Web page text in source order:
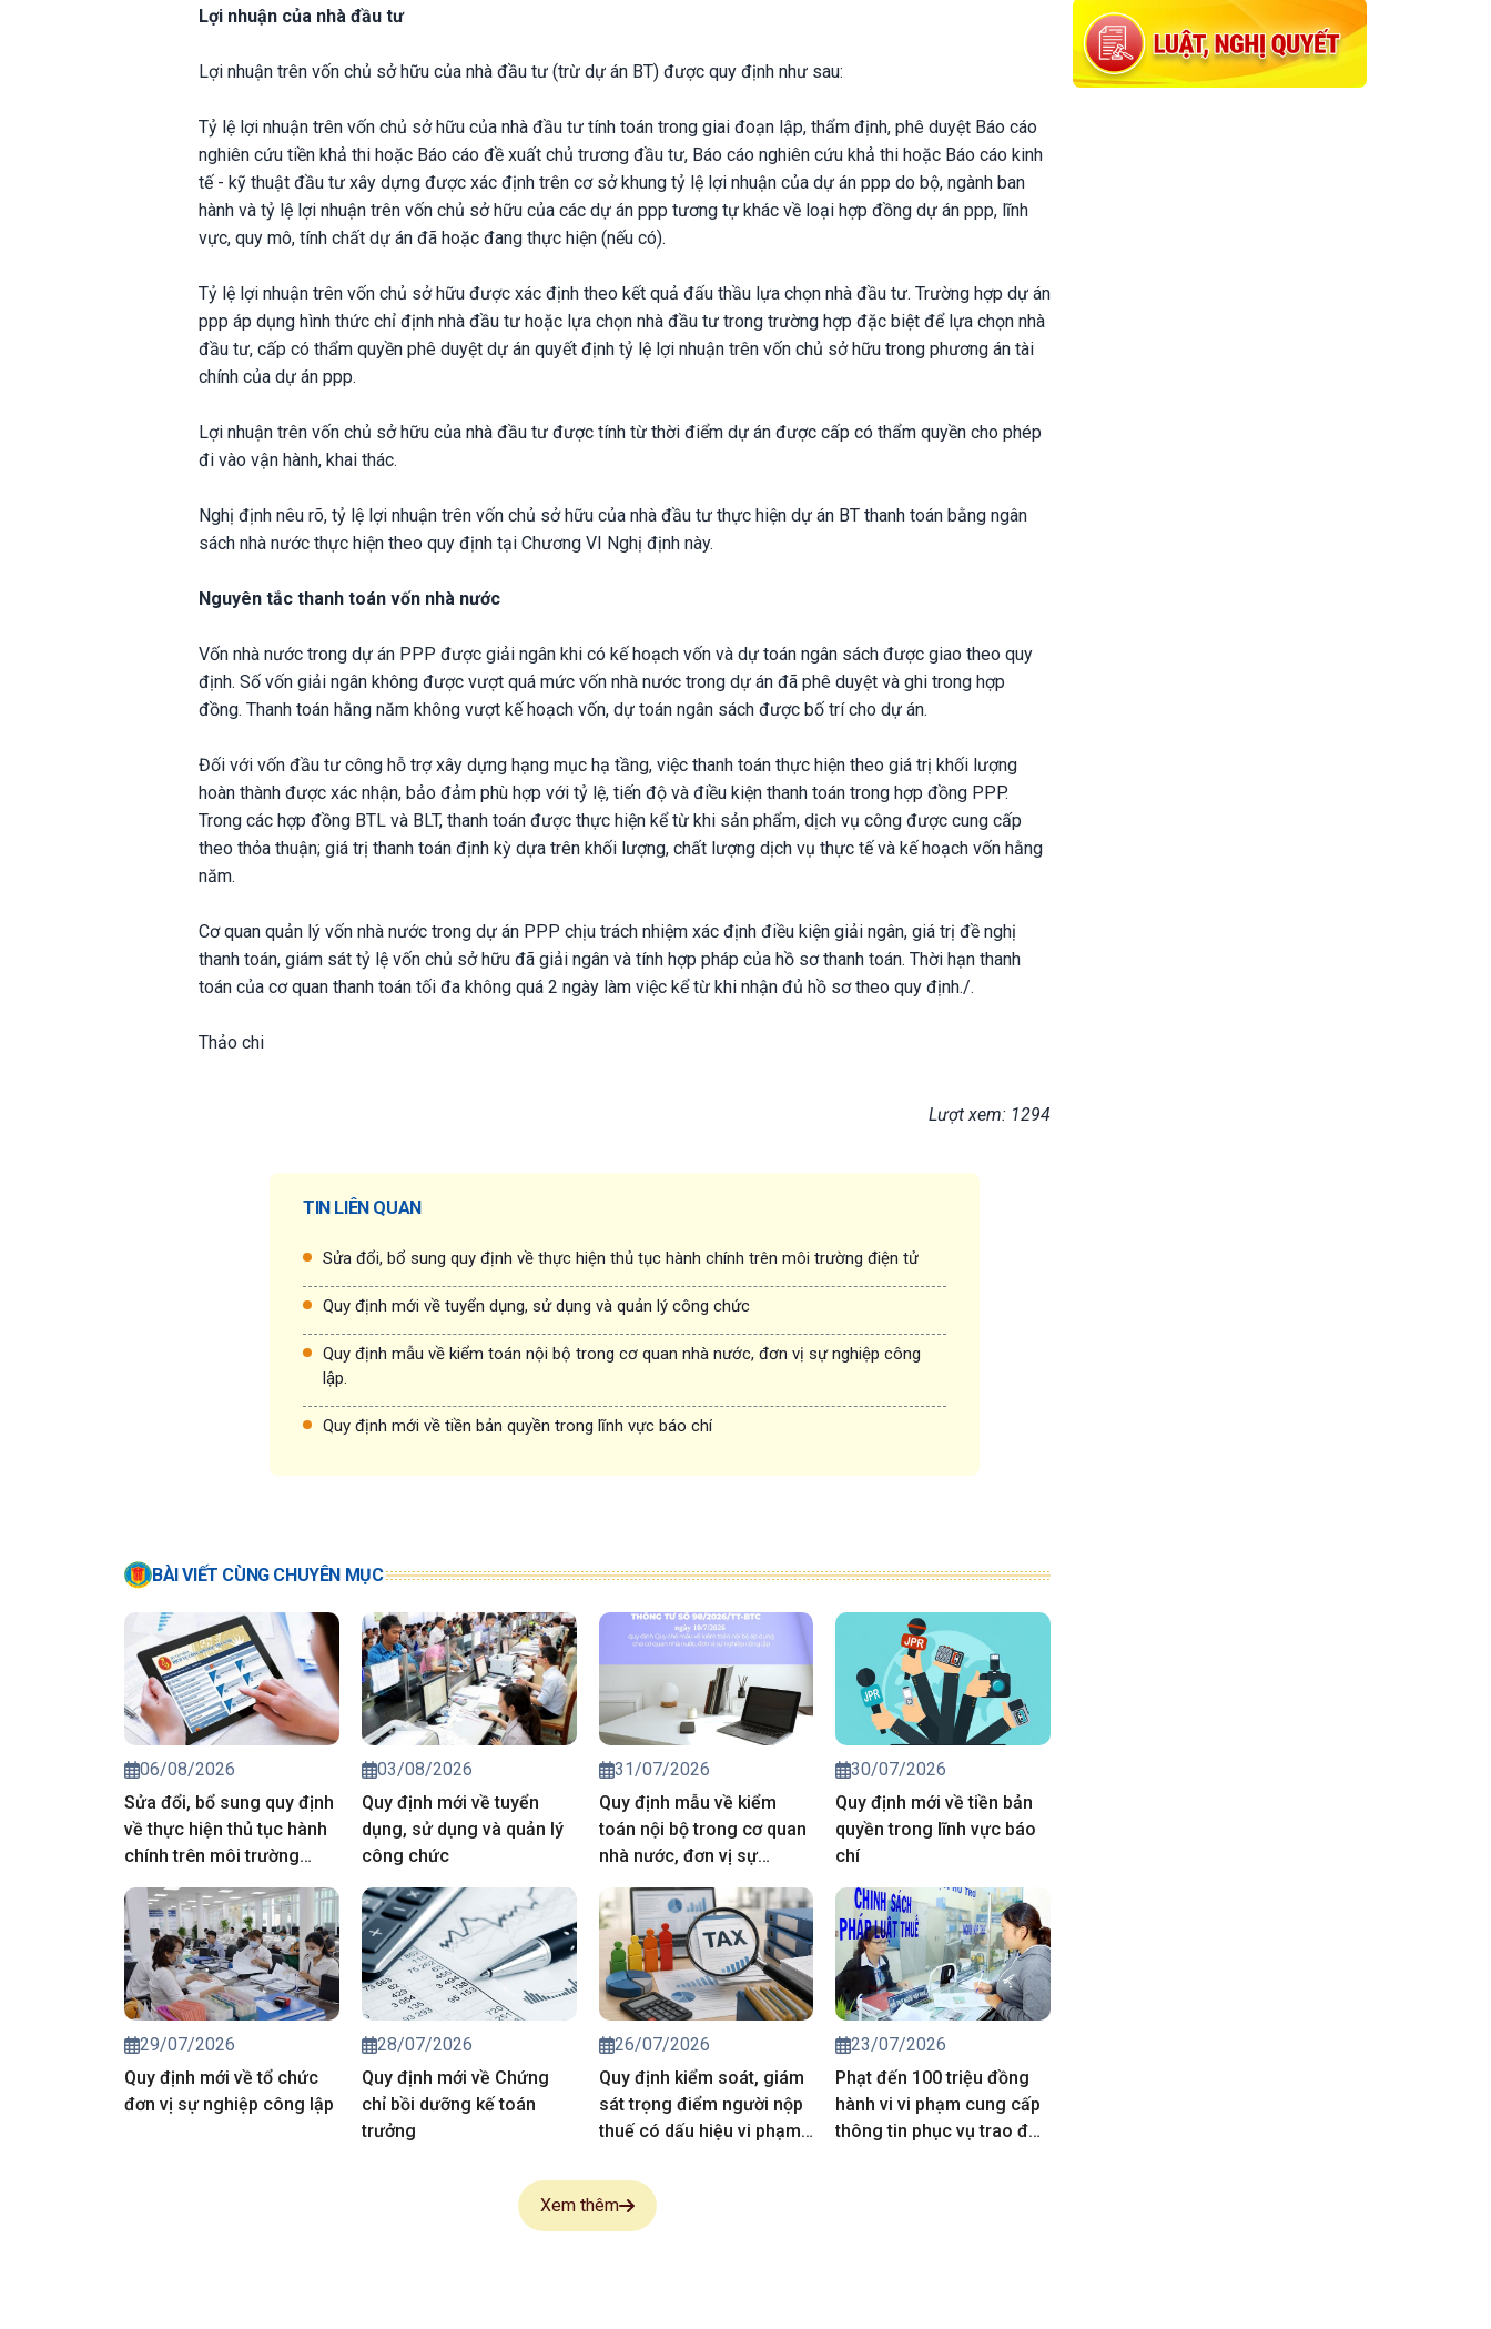
Lợi nhuận của nhà đầu tư
Lợi nhuận trên vốn chủ sở hữu của nhà đầu tư (trừ dự án BT) được quy định như sau:
Tỷ lệ lợi nhuận trên vốn chủ sở hữu của nhà đầu tư tính toán trong giai đoạn lập, thẩm định, phê duyệt Báo cáo
nghiên cứu tiền khả thi hoặc Báo cáo đề xuất chủ trương đầu tư, Báo cáo nghiên cứu khả thi hoặc Báo cáo kinh
tế - kỹ thuật đầu tư xây dựng được xác định trên cơ sở khung tỷ lệ lợi nhuận của dự án ppp do bộ, ngành ban
hành và tỷ lệ lợi nhuận trên vốn chủ sở hữu của các dự án ppp tương tự khác về loại hợp đồng dự án ppp, lĩnh
vực, quy mô, tính chất dự án đã hoặc đang thực hiện (nếu có).
Tỷ lệ lợi nhuận trên vốn chủ sở hữu được xác định theo kết quả đấu thầu lựa chọn nhà đầu tư. Trường hợp dự án
ppp áp dụng hình thức chỉ định nhà đầu tư hoặc lựa chọn nhà đầu tư trong trường hợp đặc biệt để lựa chọn nhà
đầu tư, cấp có thẩm quyền phê duyệt dự án quyết định tỷ lệ lợi nhuận trên vốn chủ sở hữu trong phương án tài
chính của dự án ppp.
Lợi nhuận trên vốn chủ sở hữu của nhà đầu tư được tính từ thời điểm dự án được cấp có thẩm quyền cho phép
đi vào vận hành, khai thác.
Nghị định nêu rõ, tỷ lệ lợi nhuận trên vốn chủ sở hữu của nhà đầu tư thực hiện dự án BT thanh toán bằng ngân
sách nhà nước thực hiện theo quy định tại Chương VI Nghị định này.
Nguyên tắc thanh toán vốn nhà nước
Vốn nhà nước trong dự án PPP được giải ngân khi có kế hoạch vốn và dự toán ngân sách được giao theo quy
định. Số vốn giải ngân không được vượt quá mức vốn nhà nước trong dự án đã phê duyệt và ghi trong hợp
đồng. Thanh toán hằng năm không vượt kế hoạch vốn, dự toán ngân sách được bố trí cho dự án.
Đối với vốn đầu tư công hỗ trợ xây dựng hạng mục hạ tầng, việc thanh toán thực hiện theo giá trị khối lượng
hoàn thành được xác nhận, bảo đảm phù hợp với tỷ lệ, tiến độ và điều kiện thanh toán trong hợp đồng PPP.
Trong các hợp đồng BTL và BLT, thanh toán được thực hiện kể từ khi sản phẩm, dịch vụ công được cung cấp
theo thỏa thuận; giá trị thanh toán định kỳ dựa trên khối lượng, chất lượng dịch vụ thực tế và kế hoạch vốn hằng
năm.
Cơ quan quản lý vốn nhà nước trong dự án PPP chịu trách nhiệm xác định điều kiện giải ngân, giá trị đề nghị
thanh toán, giám sát tỷ lệ vốn chủ sở hữu đã giải ngân và tính hợp pháp của hồ sơ thanh toán. Thời hạn thanh
toán của cơ quan thanh toán tối đa không quá 2 ngày làm việc kể từ khi nhận đủ hồ sơ theo quy định./.
Thảo chi
Lượt xem: 1294
TIN LIÊN QUAN
Sửa đổi, bổ sung quy định về thực hiện thủ tục hành chính trên môi trường điện tử
Quy định mới về tuyển dụng, sử dụng và quản lý công chức
Quy định mẫu về kiểm toán nội bộ trong cơ quan nhà nước, đơn vị sự nghiệp công
lập.
Quy định mới về tiền bản quyền trong lĩnh vực báo chí
BÀI VIẾT CÙNG CHUYÊN MỤC
06/08/2026
Sửa đổi, bổ sung quy định
về thực hiện thủ tục hành
chính trên môi trường
điện tử
03/08/2026
Quy định mới về tuyển
dụng, sử dụng và quản lý
công chức
31/07/2026
Quy định mẫu về kiểm
toán nội bộ trong cơ quan
nhà nước, đơn vị sự
nghiệp công lập.
30/07/2026
Quy định mới về tiền bản
quyền trong lĩnh vực báo
chí
29/07/2026
Quy định mới về tổ chức
đơn vị sự nghiệp công lập
28/07/2026
Quy định mới về Chứng
chỉ bồi dưỡng kế toán
trưởng
26/07/2026
Quy định kiểm soát, giám
sát trọng điểm người nộp
thuế có dấu hiệu vi phạm
23/07/2026
Phạt đến 100 triệu đồng
hành vi vi phạm cung cấp
thông tin phục vụ trao đổi
Xem thêm